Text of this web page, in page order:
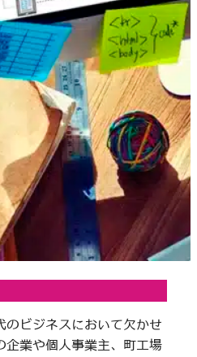
のビジネスにおいて欠かせ
企業や個人事業主、町工場